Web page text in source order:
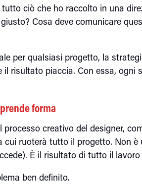
ciò che ho raccolto in una
Cosa deve comunicare
per qualsiasi progetto, la
risultato piaccia. Con essa, ogni
forma
creativo del designer,
ruoterà tutto il progetto. Non è
È il risultato di tutto il
ben definito.